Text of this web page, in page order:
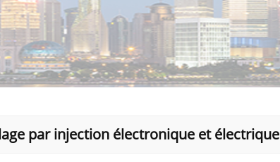
par injection électronique et électrique